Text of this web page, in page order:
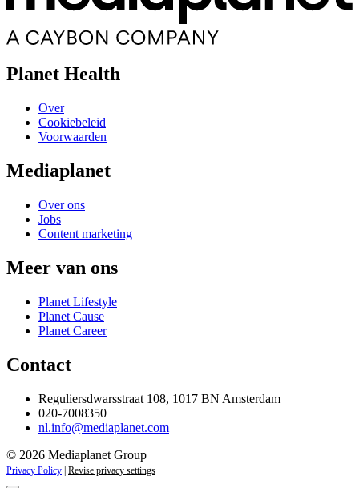
Planet Health
Over
Cookiebeleid
Voorwaarden
Mediaplanet
Over ons
Jobs
Content marketing
Meer van ons
Planet Lifestyle
Planet Cause
Planet Career
Contact
Reguliersdwarsstraat 108, 1017 BN Amsterdam
020-7008350
nl.info@mediaplanet.com
© 2026 Mediaplanet Group
Privacy Policy | Revise privacy settings